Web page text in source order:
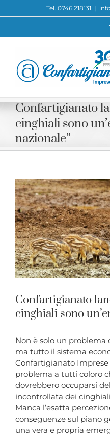
to
Tel. 0746.218131 |
Confartigianato
cinghiali sono
nazionale”
View
Larger
Image
Confartigianato
cinghiali sono
Non è solo un
ma tutto il sistema
Confartigianato
problema a tutti coloro
dovrebbero occuparsi
incontrollata dei
Manca l’esatta
conseguenze sul piano
una vera e propria